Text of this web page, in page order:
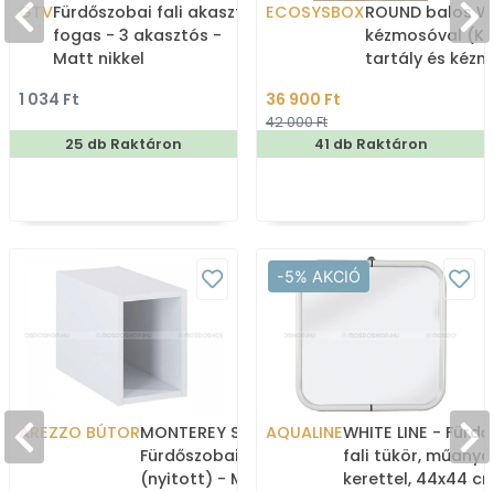
GTVFürdőszobai fali akasztó,
fogas - 3 akasztós -
Matt nikkel
1 034 Ft
25 db Raktáron
ECOSYSBOXROUND balos
kézmosóval
tartály és
36 900 Ft
42 000 Ft
41 db Raktáron
AREZZO BÚTORMONTEREY SLIM -
Fürdőszobai fali szekrény
(nyitott) - Matt fehér
-5% AKCIÓ
AQUALINEWHITE LINE -
fali tükör,
kerettel, 44x44